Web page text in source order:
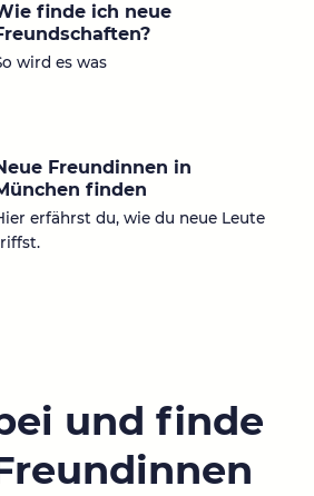
finde ich neue
wird es was
Freundinnen in
finden
erfährst du, wie du neue Leute
und finde